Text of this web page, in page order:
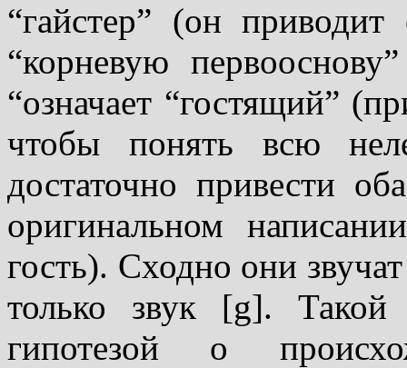
“гайстер” (он
“корневую
“означает “гостящий”
чтобы понять всю
доста­точно привести
ори­гинальном
гость). Сходно они
только звук [g].
гипотезой о